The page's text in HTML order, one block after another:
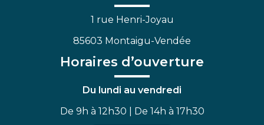
1 rue Henri-Joyau
85603 Montaigu-Vendée
Horaires d’ouverture
Du lundi au vendredi
De 9h à 12h30 | De 14h à 17h30